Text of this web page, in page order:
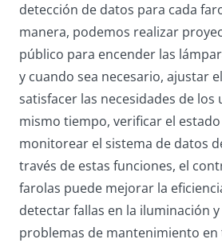
detección de datos para cada
manera, podemos realizar
público para encender las
y cuando sea necesario, ajustar
satisfacer las necesidades de los
mismo tiempo, verificar el
monitorear el sistema de datos
través de estas funciones, el
farolas puede mejorar la
detectar fallas en la iluminación
problemas de mantenimiento en